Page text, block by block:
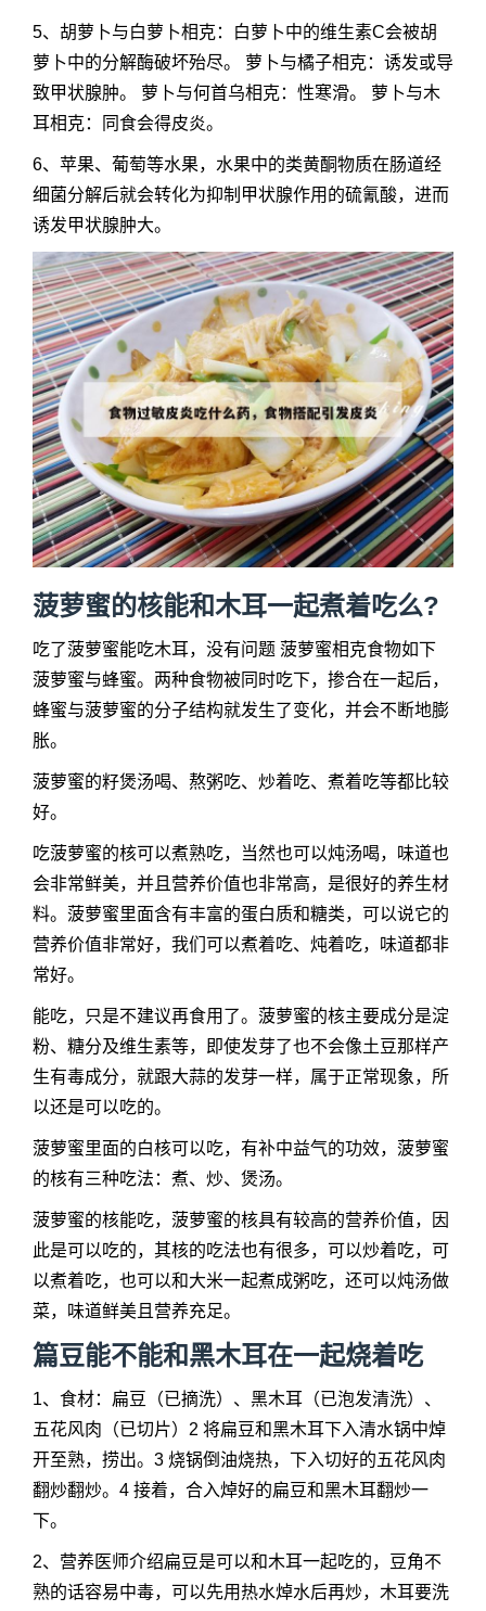
5、胡萝卜与白萝卜相克：白萝卜中的维生素C会被胡
萝卜中的分解酶破坏殆尽。 萝卜与橘子相克：诱发或导
致甲状腺肿。 萝卜与何首乌相克：性寒滑。 萝卜与木
耳相克：同食会得皮炎。
6、苹果、葡萄等水果，水果中的类黄酮物质在肠道经
细菌分解后就会转化为抑制甲状腺作用的硫氰酸，进而
诱发甲状腺肿大。
菠萝蜜的核能和木耳一起煮着吃么?
吃了菠萝蜜能吃木耳，没有问题 菠萝蜜相克食物如下
菠萝蜜与蜂蜜。两种食物被同时吃下，掺合在一起后，
蜂蜜与菠萝蜜的分子结构就发生了变化，并会不断地膨
胀。
菠萝蜜的籽煲汤喝、熬粥吃、炒着吃、煮着吃等都比较
好。
吃菠萝蜜的核可以煮熟吃，当然也可以炖汤喝，味道也
会非常鲜美，并且营养价值也非常高，是很好的养生材
料。菠萝蜜里面含有丰富的蛋白质和糖类，可以说它的
营养价值非常好，我们可以煮着吃、炖着吃，味道都非
常好。
能吃，只是不建议再食用了。菠萝蜜的核主要成分是淀
粉、糖分及维生素等，即使发芽了也不会像土豆那样产
生有毒成分，就跟大蒜的发芽一样，属于正常现象，所
以还是可以吃的。
菠萝蜜里面的白核可以吃，有补中益气的功效，菠萝蜜
的核有三种吃法：煮、炒、煲汤。
菠萝蜜的核能吃，菠萝蜜的核具有较高的营养价值，因
此是可以吃的，其核的吃法也有很多，可以炒着吃，可
以煮着吃，也可以和大米一起煮成粥吃，还可以炖汤做
菜，味道鲜美且营养充足。
篇豆能不能和黑木耳在一起烧着吃
1、食材：扁豆（已摘洗）、黑木耳（已泡发清洗）、
五花风肉（已切片）2 将扁豆和黑木耳下入清水锅中焯
开至熟，捞出。3 烧锅倒油烧热，下入切好的五花风肉
翻炒翻炒。4 接着，合入焯好的扁豆和黑木耳翻炒一
下。
2、营养医师介绍扁豆是可以和木耳一起吃的，豆角不
熟的话容易中毒，可以先用热水焯水后再炒，木耳要洗